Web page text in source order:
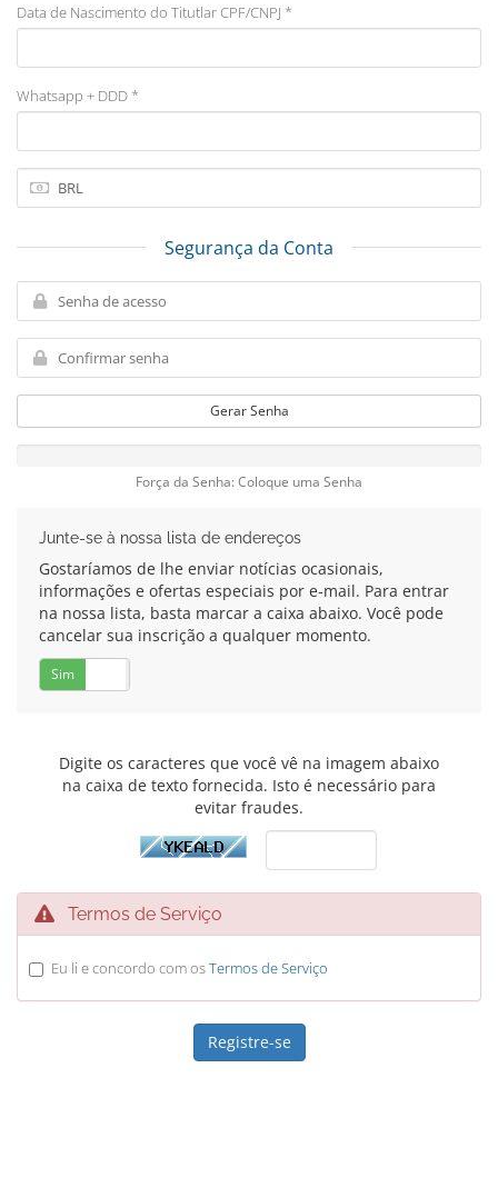
Data de Nascimento do Titutlar CPF/CNPJ *
Whatsapp + DDD *
Segurança da Conta
Gerar Senha
Força da Senha: Coloque uma Senha
Junte-se à nossa lista de endereços
Gostaríamos de lhe enviar notícias ocasionais,
informações e ofertas especiais por e-mail. Para entrar
na nossa lista, basta marcar a caixa abaixo. Você pode
cancelar sua inscrição a qualquer momento.
Sim
Digite os caracteres que você vê na imagem abaixo
na caixa de texto fornecida. Isto é necessário para
evitar fraudes.
Termos de Serviço
Eu li e concordo com osTermos de Serviço